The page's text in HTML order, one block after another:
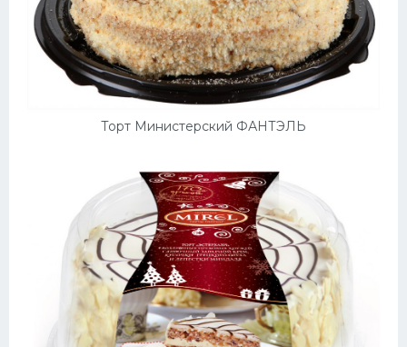
Торт Министерский ФАНТЭЛЬ